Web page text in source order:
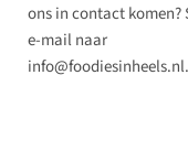
ons in contact komen?
e-mail naar
info@foodiesinheels.nl.